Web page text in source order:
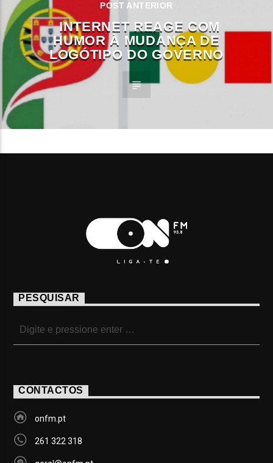
POST ANTERIOR
INTERNET REAGE COM
HUMOR À MUDANÇA DE
LOGÓTIPO DO GOVERNO
PESQUISAR
CONTACTOS
onfm.pt
261 322 318